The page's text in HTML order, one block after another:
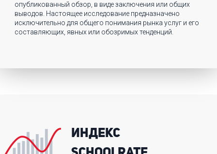
опубликованный обзор, в виде заключения или общих
выводов. Настоящее исследование предназначено
исключительно для общего понимания рынка услуг и его
составляющих, явных или обозримых тенденций.
ИНДЕКС